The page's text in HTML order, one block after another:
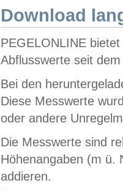
Download
PEGELONLINE
Abflusswerte seit
Bei den
Diese Messwerte
oder andere
Die Messwerte sind
Höhenangaben (m ü.
addieren.